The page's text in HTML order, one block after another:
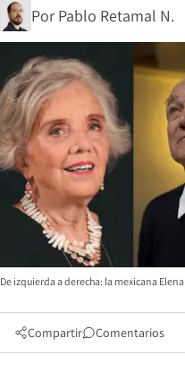
Por Pablo Retamal N.
De izquierda a derecha: la mexicana
Compartir Comentarios